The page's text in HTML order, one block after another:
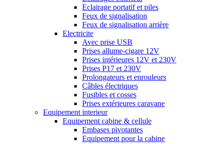
Eclairage portatif et piles
Feux de signalisation
Feux de signalisation arrière
Electricite
Avec prise USB
Prises allume-cigare 12V
Prises intérieures 12V et 230V
Prises P17 et 230V
Prolongateurs et enrouleurs
Câbles électriques
Fusibles et cosses
Prises extérieures caravane
Equipement interieur
Equipement cabine & cellule
Embases pivotantes
Equipement pour la cabine